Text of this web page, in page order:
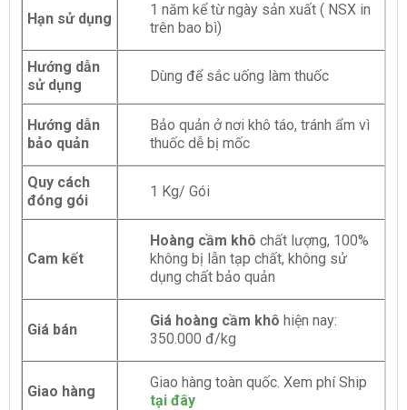
Hạn sử dụng
1 năm kể từ ngày sản xuất ( NSX in
trên bao bì)
Hướng dẫn
sử dụng
Dùng để sắc uống làm thuốc
Hướng dẫn
bảo quản
Bảo quản ở nơi khô táo, tránh ẩm vì
thuốc dễ bị mốc
Quy cách
đóng gói
1 Kg/ Gói
Cam kết
Hoàng cầm khô chất lượng, 100%
không bị lẫn tạp chất, không sử
dụng chất bảo quản
Giá bán
Giá hoàng cầm khô hiện nay:
350.000 đ/kg
Giao hàng
Giao hàng toàn quốc. Xem phí Ship
tại đây